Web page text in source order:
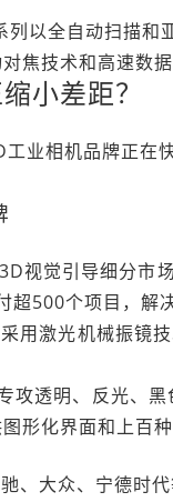
以全自动扫描
焦技术和高速数
小差距？
业相机品牌正
视觉引导细分市
超500个项目，解
用激光机械振镜
攻透明、反光、
形化界面和上百
、大众、宁德时